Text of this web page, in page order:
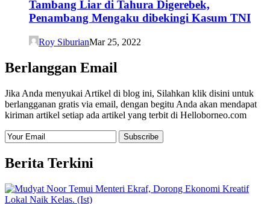
Tambang Liar di Tahura Digerebek,
Penambang Mengaku dibekingi Kasum TNI
Roy SiburianMar 25, 2022
Berlanggan Email
Jika Anda menyukai Artikel di blog ini, Silahkan klik disini untuk
berlangganan gratis via email, dengan begitu Anda akan mendapat
kiriman artikel setiap ada artikel yang terbit di Helloborneo.com
Berita Terkini